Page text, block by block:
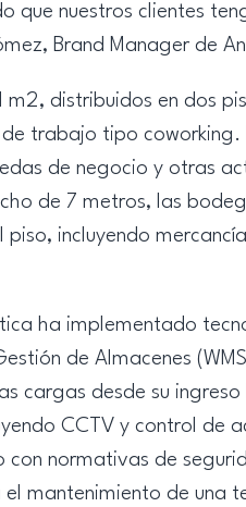
que nuestros clientes
Brand Manager de
distribuidos en dos
trabajo tipo coworking.
de negocio y otras
de 7 metros, las
incluyendo
ha implementado
de Almacenes
cargas desde su
CCTV y control de
con normativas de
mantenimiento de una